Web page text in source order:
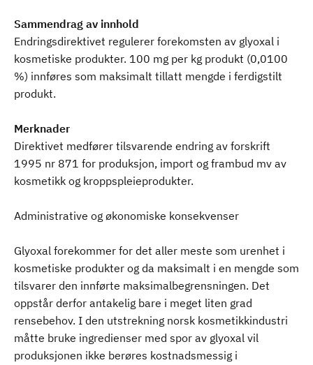
Sammendrag av innhold
Endringsdirektivet regulerer forekomsten av glyoxal i
kosmetiske produkter. 100 mg per kg produkt (0,0100
%) innføres som maksimalt tillatt mengde i ferdigstilt
produkt.
Merknader
Direktivet medfører tilsvarende endring av forskrift
1995 nr 871 for produksjon, import og frambud mv av
kosmetikk og kroppspleieprodukter.
Administrative og økonomiske konsekvenser
Glyoxal forekommer for det aller meste som urenhet i
kosmetiske produkter og da maksimalt i en mengde som
tilsvarer den innførte maksimalbegrensningen. Det
oppstår derfor antakelig bare i meget liten grad
rensebehov. I den utstrekning norsk kosmetikkindustri
måtte bruke ingredienser med spor av glyoxal vil
produksjonen ikke berøres kostnadsmessig i